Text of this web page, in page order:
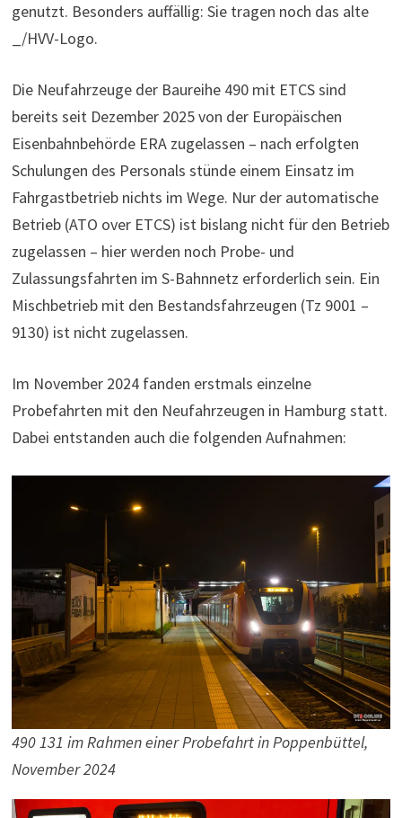
genutzt. Besonders auffällig: Sie tragen noch das alte
_/HVV-Logo.
Die Neufahrzeuge der Baureihe 490 mit ETCS sind
bereits seit Dezember 2025 von der Europäischen
Eisenbahnbehörde ERA zugelassen – nach erfolgten
Schulungen des Personals stünde einem Einsatz im
Fahrgastbetrieb nichts im Wege. Nur der automatische
Betrieb (ATO over ETCS) ist bislang nicht für den Betrieb
zugelassen – hier werden noch Probe- und
Zulassungsfahrten im S-Bahnnetz erforderlich sein. Ein
Mischbetrieb mit den Bestandsfahrzeugen (Tz 9001 –
9130) ist nicht zugelassen.
Im November 2024 fanden erstmals einzelne
Probefahrten mit den Neufahrzeugen in Hamburg statt.
Dabei entstanden auch die folgenden Aufnahmen:
490 131 im Rahmen einer Probefahrt in Poppenbüttel,
November 2024